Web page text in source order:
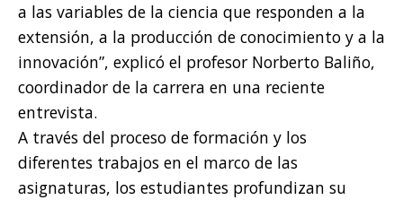
a las variables de la ciencia que responden a la
extensión, a la producción de conocimiento y a la
innovación”, explicó el profesor Norberto Baliño,
coordinador de la carrera en una reciente
entrevista.
A través del proceso de formación y los
diferentes trabajos en el marco de las
asignaturas, los estudiantes profundizan su